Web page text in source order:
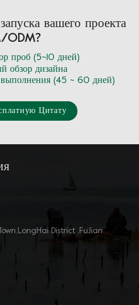
вашего проекта
ODM?
проб (5~10 дней)
обзор дизайна
выполнения (45 ~ 60 дней)
Цитату
District ,FuJian